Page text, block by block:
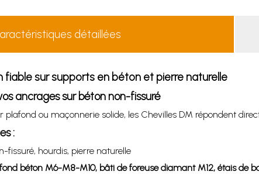
détaillées
fiable sur supports en béton et pierre naturelle
ancrages sur béton non-fissuré
plafond ou maçonnerie solide, les Chevilles DM répondent
:
fissuré, hourdis, pierre naturelle
béton M6-M8-M10, bâti de foreuse diamant M12, étais de